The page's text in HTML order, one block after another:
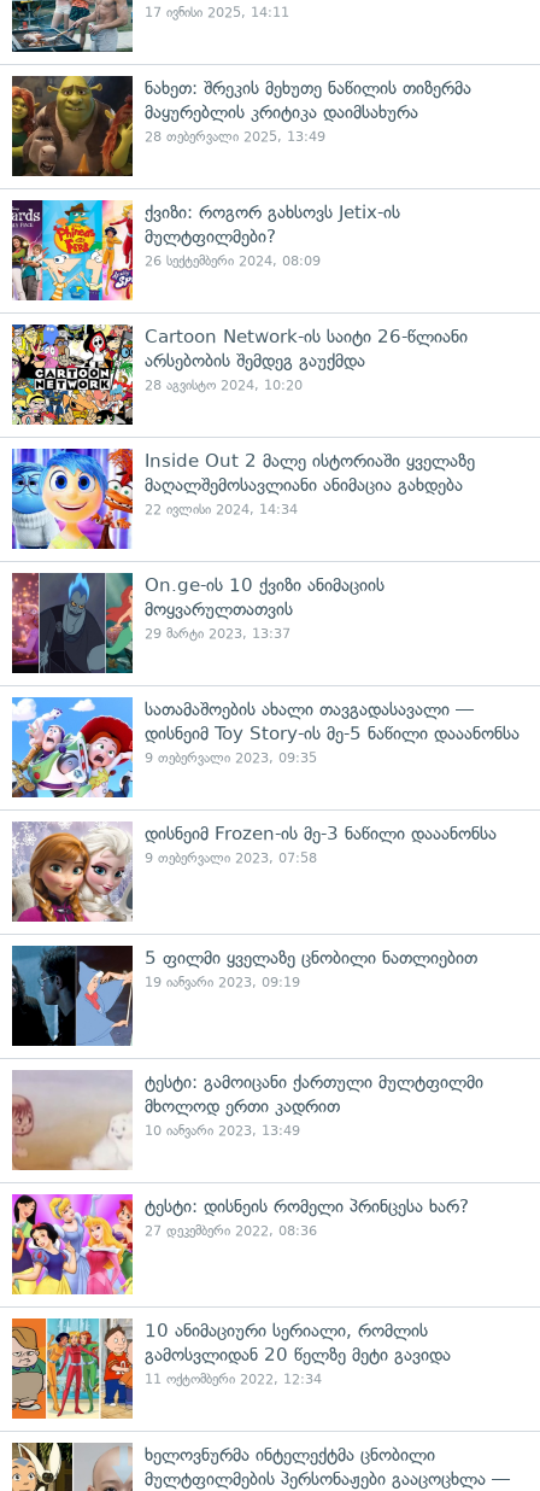
17 ივნისი 2025, 14:11
ნახეთ: შრეკის მეხუთე ნაწილის თიზერმა
მაყურებლის კრიტიკა დაიმსახურა
28 თებერვალი 2025, 13:49
ქვიზი: როგორ გახსოვს Jetix-ის
მულტფილმები?
26 სექტემბერი 2024, 08:09
Cartoon Network-ის საიტი 26-წლიანი
არსებობის შემდეგ გაუქმდა
28 აგვისტო 2024, 10:20
Inside Out 2 მალე ისტორიაში ყველაზე
მაღალშემოსავლიანი ანიმაცია გახდება
22 ივლისი 2024, 14:34
On.ge-ის 10 ქვიზი ანიმაციის
მოყვარულთათვის
29 მარტი 2023, 13:37
სათამაშოების ახალი თავგადასავალი —
დისნეიმ Toy Story-ის მე-5 ნაწილი დააანონსა
9 თებერვალი 2023, 09:35
დისნეიმ Frozen-ის მე-3 ნაწილი დააანონსა
9 თებერვალი 2023, 07:58
5 ფილმი ყველაზე ცნობილი ნათლიებით
19 იანვარი 2023, 09:19
ტესტი: გამოიცანი ქართული მულტფილმი
მხოლოდ ერთი კადრით
10 იანვარი 2023, 13:49
ტესტი: დისნეის რომელი პრინცესა ხარ?
27 დეკემბერი 2022, 08:36
10 ანიმაციური სერიალი, რომლის
გამოსვლიდან 20 წელზე მეტი გავიდა
11 ოქტომბერი 2022, 12:34
ხელოვნურმა ინტელექტმა ცნობილი
მულტფილმების პერსონაჟები გააცოცხლა —